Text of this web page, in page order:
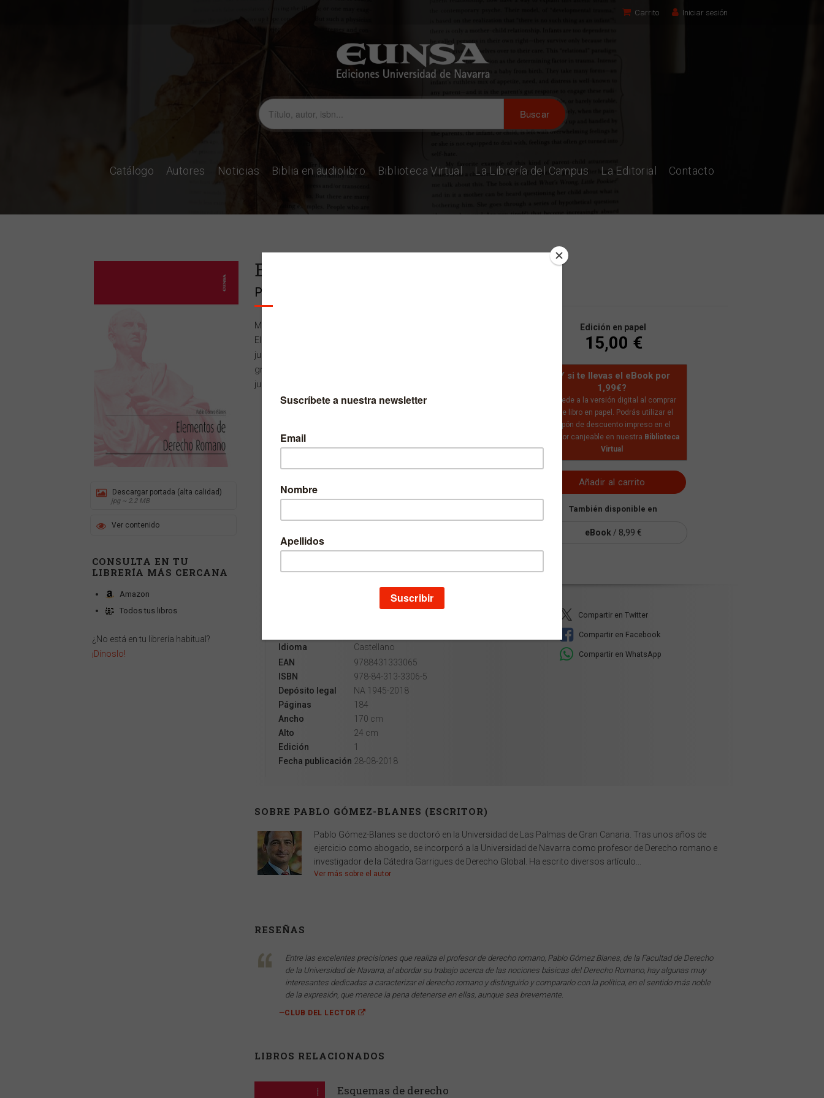
Carrito Iniciar sesión
Catálogo Autores Noticias Biblia en audiolibro Biblioteca Virtual La Librería del Campus La Editorial Contacto
Descargar portada (alta calidad)
jpg ~ 2.2 MB
Ver contenido
CONSULTA EN TU
LIBRERÍA MÁS CERCANA
Amazon
Todos tus libros
¿No está en tu librería habitual?
¡Dínoslo!
Elementos de derecho romano
Pablo Gómez-Blanes
Manual básico de Derecho Romano.
El derecho romano constituye el fundamento del pensamiento
jurídico moderno, tanto público como privado; es uno de los tres
grandes pilares sobre los que se asienta la cultura occidental,
juntamente con la filosofía griega y la tradición judeocristiana.
Edición en papel
15,00 €
¿Y si te llevas el eBook por
1,99€?
Accede a la versión digital al comprar
este libro en papel. Podrás utilizar el
cupón de descuento impreso en el
interior canjeable en nuestra Biblioteca
Virtual
Añadir al carrito
También disponible en
eBook / 8,99 €
Pablo Gómez-Blanes
Idioma
Castellano
EAN
9788431333065
ISBN
978-84-313-3306-5
Depósito legal
NA 1945-2018
Páginas
184
Ancho
170 cm
Alto
24 cm
Edición
1
Fecha publicación 28-08-2018
Compartir en Twitter
Compartir en Facebook
Compartir en WhatsApp
SOBRE PABLO GÓMEZ-BLANES (ESCRITOR)
Pablo Gómez-Blanes se doctoró en la Universidad de Las Palmas de Gran Canaria. Tras unos años de
ejercicio como abogado, se incorporó a la Universidad de Navarra como profesor de Derecho romano e
investigador de la Cátedra Garrigues de Derecho Global. Ha escrito diversos artículo...
Ver más sobre el autor
RESEÑAS
Entre las excelentes precisiones que realiza el profesor de derecho romano, Pablo Gómez Blanes, de la Facultad de Derecho
de la Universidad de Navarra, al abordar su trabajo acerca de las nociones básicas del Derecho Romano, hay algunas muy
interesantes dedicadas a caracterizar el derecho romano y distinguirlo y compararlo con la política, en el sentido más noble
de la expresión, que merece la pena detenerse en ellas, aunque sea brevemente.
—CLUB DEL LECTOR
LIBROS RELACIONADOS
Esquemas de derecho